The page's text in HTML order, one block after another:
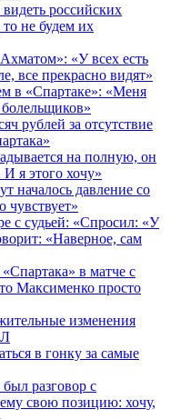
российских
не будем их
«У всех есть
все прекрасно видят»
в «Спартаке»: «Меня
болельщиков»
рублей за отсутствие
на полную, он
И я этого хочу»
началось давление со
чувствует»
с судьей: «Спросил: «У
«Наверное, сам
в матче с
Максименко просто
изменения
в гонку за самые
разговор с
свою позицию: хочу,